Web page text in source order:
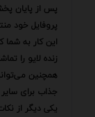
پس از پایان
پروفایل خود
این کار به
زنده لایو را
همچنین
جذاب برای
یکی دیگر از